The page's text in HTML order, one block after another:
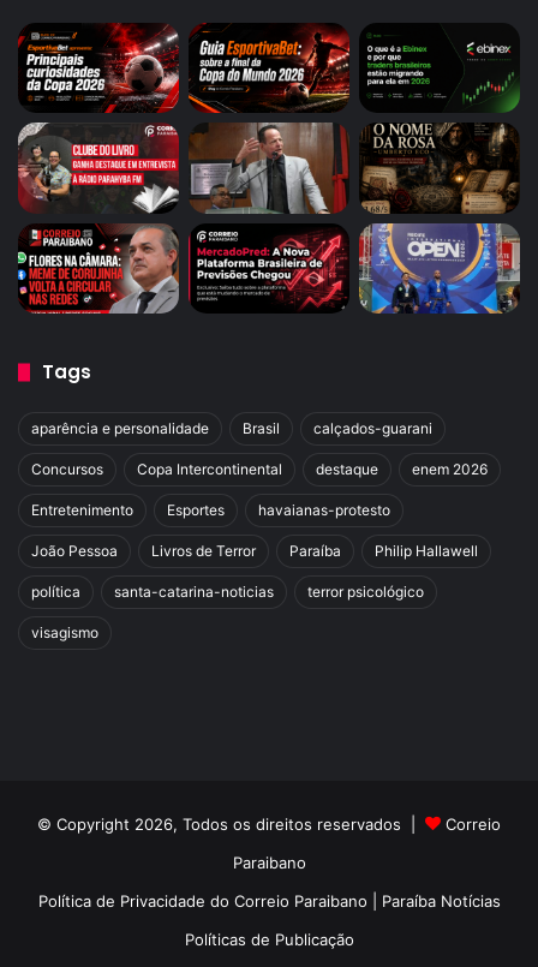
Tags
aparência e personalidade Brasil calçados-guarani
Concursos Copa Intercontinental destaque enem 2026
Entretenimento Esportes havaianas-protesto
João Pessoa Livros de Terror Paraíba Philip Hallawell
política santa-catarina-noticias terror psicológico
visagismo
© Copyright 2026, Todos os direitos reservados |
Correio
Paraibano
Política de Privacidade do Correio Paraibano | Paraíba Notícias
Políticas de Publicação